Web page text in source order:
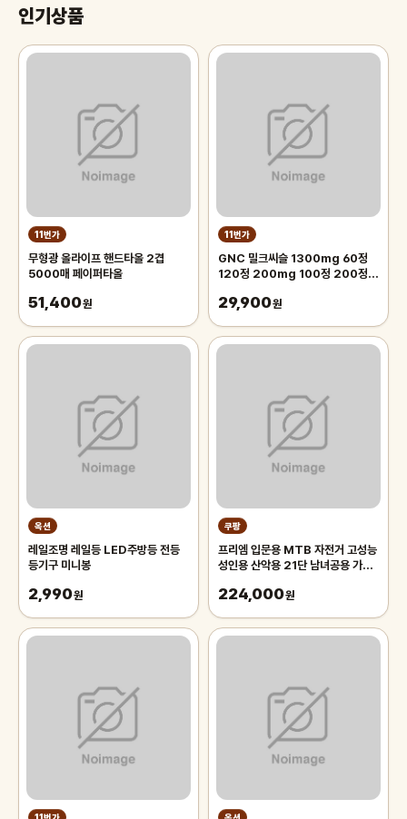
인기상품
11번가
무형광 올라이프 핸드타올 2겹
5000매 페이퍼타올
51,400원
11번가
GNC 밀크씨슬 1300mg 60정
120정 200mg 100정 200정
29,900원
옥션
레일조명 레일등 LED주방등 전등
등기구 미니봉
2,990원
쿠팡
프리엠 입문용 MTB 자전거 고성능
성인용 산악용 21단 남녀공용 가성
175cm, 그레이 오렌지/21단/26
224,000원